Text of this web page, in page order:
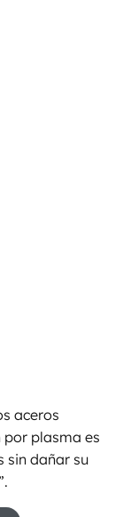
aceros
plasma es
sin dañar su